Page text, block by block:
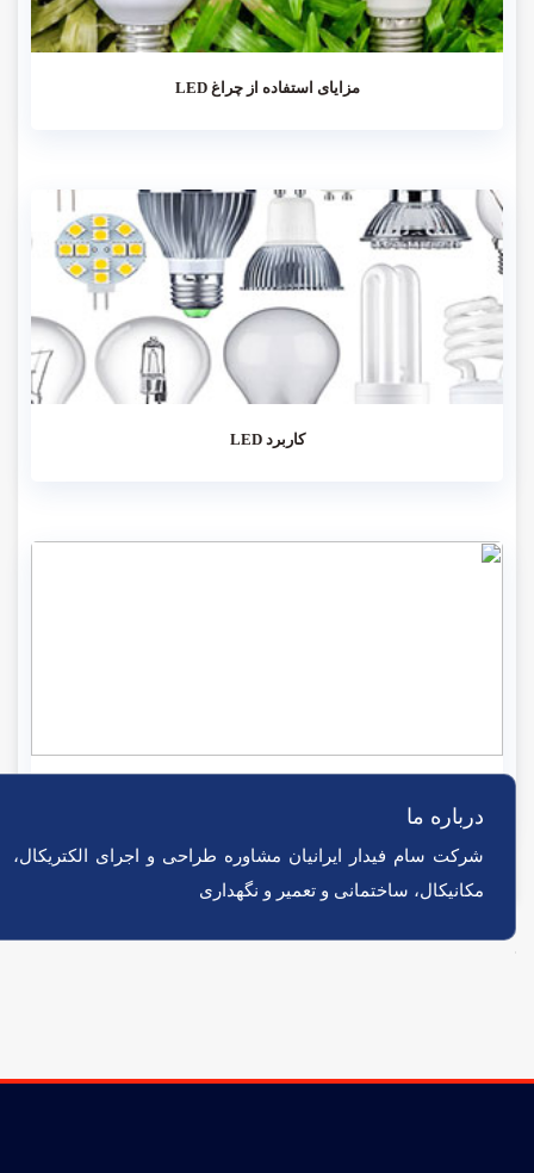
مزایای استفاده از چراغ LED
کاربرد LED
درباره ما
شرکت سام فیدار ایرانیان مشاوره طراحی و اجرای الکتریکال،
مکانیکال، ساختمانی و تعمیر و نگهداری